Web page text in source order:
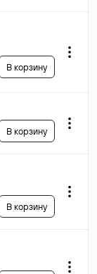
В корзину
В корзину
В корзину